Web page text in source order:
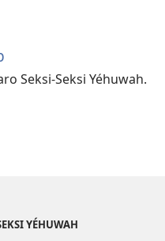
Seksi-Seksi Yéhuwah.
YÉHUWAH